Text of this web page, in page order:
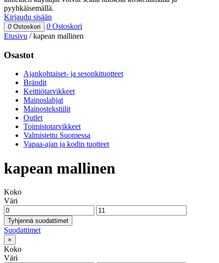
pyyhkäisemällä.
Kirjaudu sisään
0 Ostoskori 0 Ostoskori
Etusivu /kapean mallinen
Osastot
Ajankohtaiset- ja sesonkituotteet
Brändit
Keittiötarvikkeet
Mainoslahjat
Mainostekstiilit
Outlet
Toimistotarvikkeet
Valmistettu Suomessa
Vapaa-ajan ja kodin tuotteet
kapean mallinen
Koko
Väri
Tyhjennä suodattimet
Suodattimet
×
Koko
Väri